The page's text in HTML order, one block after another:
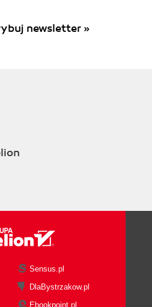
newsletter »
Sensus.pl
DlaBystrzakow.pl
Ebookpoint.pl